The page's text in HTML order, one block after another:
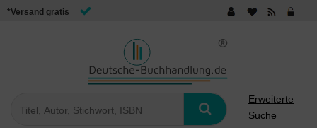
*Versand gratis
Erweiterte
Suche